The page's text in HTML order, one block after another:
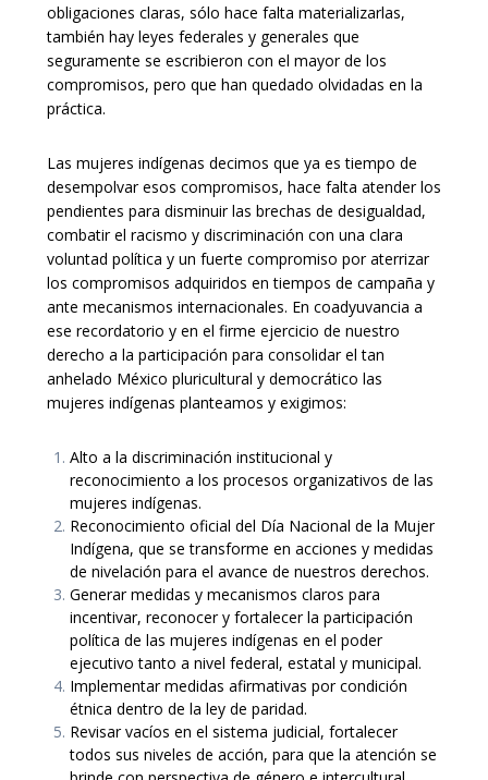
obligaciones claras, sólo hace falta materializarlas,
también hay leyes federales y generales que
seguramente se escribieron con el mayor de los
compromisos, pero que han quedado olvidadas en la
práctica.
Las mujeres indígenas decimos que ya es tiempo de
desempolvar esos compromisos, hace falta atender los
pendientes para disminuir las brechas de desigualdad,
combatir el racismo y discriminación con una clara
voluntad política y un fuerte compromiso por aterrizar
los compromisos adquiridos en tiempos de campaña y
ante mecanismos internacionales. En coadyuvancia a
ese recordatorio y en el firme ejercicio de nuestro
derecho a la participación para consolidar el tan
anhelado México pluricultural y democrático las
mujeres indígenas planteamos y exigimos:
Alto a la discriminación institucional y
reconocimiento a los procesos organizativos de las
mujeres indígenas.
Reconocimiento oficial del Día Nacional de la Mujer
Indígena, que se transforme en acciones y medidas
de nivelación para el avance de nuestros derechos.
Generar medidas y mecanismos claros para
incentivar, reconocer y fortalecer la participación
política de las mujeres indígenas en el poder
ejecutivo tanto a nivel federal, estatal y municipal.
Implementar medidas afirmativas por condición
étnica dentro de la ley de paridad.
Revisar vacíos en el sistema judicial, fortalecer
todos sus niveles de acción, para que la atención se